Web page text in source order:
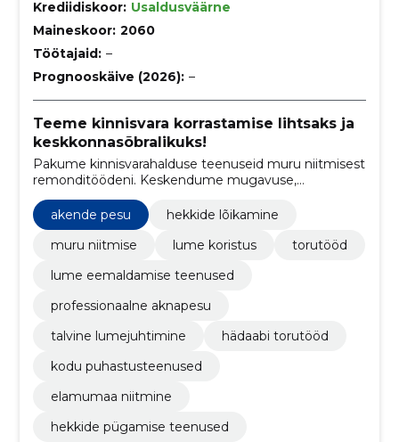
Krediidiskoor: Usaldusväärne
Maineskoor: 2060
Töötajaid: –
Prognooskäive (2026): –
Teeme kinnisvara korrastamise lihtsaks ja
keskkonnasõbralikuks!
Pakume kinnisvarahalduse teenuseid muru niitmisest
remonditöödeni. Keskendume mugavuse,
keskkonnasõbralikkuse ja kliendikesksuse
põhimõtetele.
akende pesu
hekkide lõikamine
muru niitmise
lume koristus
torutööd
lume eemaldamise teenused
professionaalne aknapesu
talvine lumejuhtimine
hädaabi torutööd
kodu puhastusteenused
elamumaa niitmine
hekkide pügamise teenused